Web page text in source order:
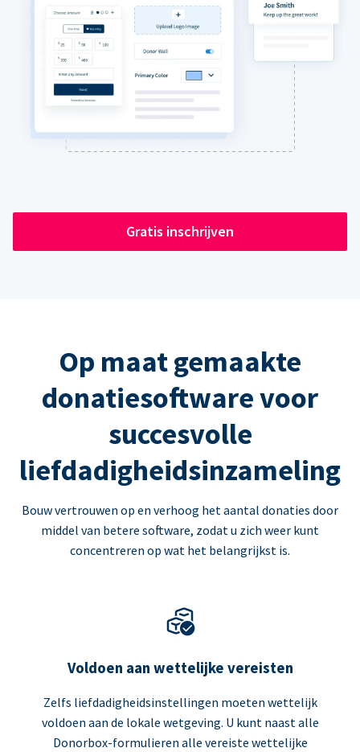
Gratis inschrijven
Op maat gemaakte
donatiesoftware voor
succesvolle
liefdadigheidsinzameling
Bouw vertrouwen op en verhoog het aantal donaties door
middel van betere software, zodat u zich weer kunt
concentreren op wat het belangrijkst is.
Voldoen aan wettelijke vereisten
Zelfs liefdadigheidsinstellingen moeten wettelijk
voldoen aan de lokale wetgeving. U kunt naast alle
Donorbox-formulieren alle vereiste wettelijke